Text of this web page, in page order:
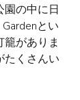
園の中に日
とい
籠がありま
たくさんい